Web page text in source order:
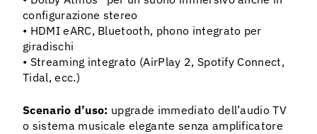
configurazione stereo
• HDMI eARC, Bluetooth, phono integrato per
giradischi
• Streaming integrato (AirPlay 2, Spotify Connect,
Tidal, ecc.)
Scenario d’uso: upgrade immediato dell’audio TV
o sistema musicale elegante senza amplificatore